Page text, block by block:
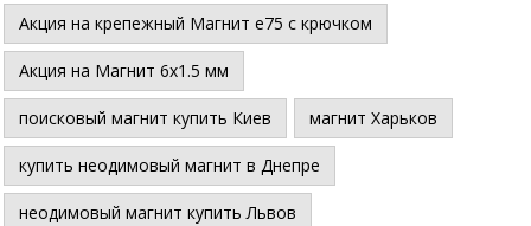
Акция на крепежный Магнит е75 с крючком
Акция на Магнит 6х1.5 мм
поисковый магнит купить Киев магнит Харьков
купить неодимовый магнит в Днепре
неодимовый магнит купить Львов